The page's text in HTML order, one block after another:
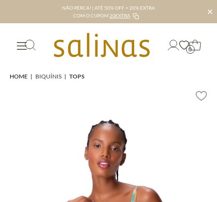
NÃO PERCA! | ATÉ 50% OFF + 20% EXTRA
COM O CUPOM 20EXTRA ✕
0
HOME | BIQUÍNIS | TOPS